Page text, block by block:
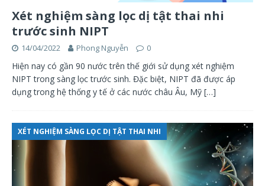
Xét nghiệm sàng lọc dị tật thai nhi
trước sinh NIPT
14/04/2022 Phong Nguyễn 0
Hiện nay có gần 90 nước trên thế giới sử dụng xét nghiệm
NIPT trong sàng lọc trước sinh. Đặc biệt, NIPT đã được áp
dụng trong hệ thống y tế ở các nước châu Âu, Mỹ […]
XÉT NGHIỆM SÀNG LỌC DỊ TẬT THAI NHI